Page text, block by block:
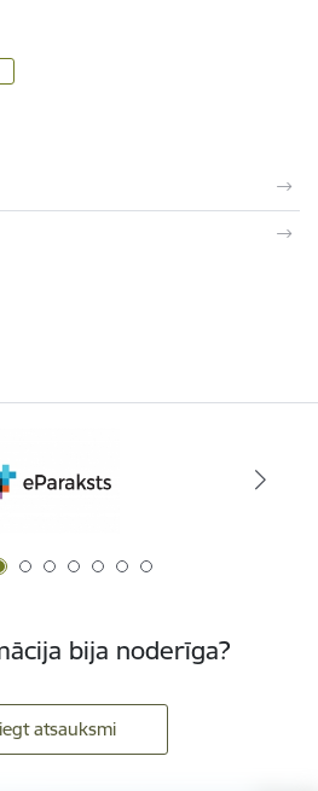
bija noderīga?
atsauksmi